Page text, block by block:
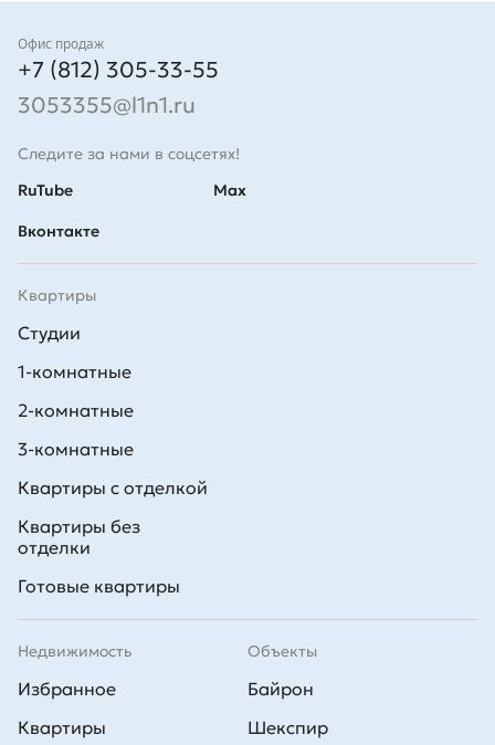
Контакты
Офис продаж
+7 (812) 305-33-55
3053355@l1n1.ru
Следите за нами в соцсетях!
RuTube
Вконтакте
Max
Квартиры
Студии
1-комнатные
2-комнатные
3-комнатные
Квартиры с отделкой
Квартиры без
отделки
Готовые квартиры
Недвижимость
Избранное
Квартиры
Объекты
Байрон
Шекспир